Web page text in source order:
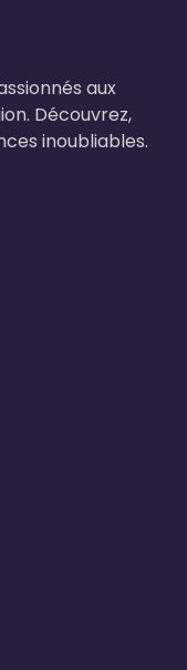
aux
Découvrez,
inoubliables.